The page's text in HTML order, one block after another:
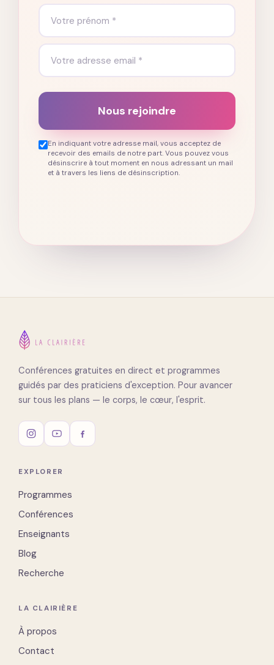
Nous rejoindre
En indiquant votre adresse mail, vous acceptez de
recevoir des emails de notre part. Vous pouvez vous
désinscrire à tout moment en nous adressant un mail
et à travers les liens de désinscription.
Conférences gratuites en direct et programmes
guidés par des praticiens d'exception. Pour avancer
sur tous les plans — le corps, le cœur, l'esprit.
EXPLORER
Programmes
Conférences
Enseignants
Blog
Recherche
LA CLAIRIÈRE
À propos
Contact